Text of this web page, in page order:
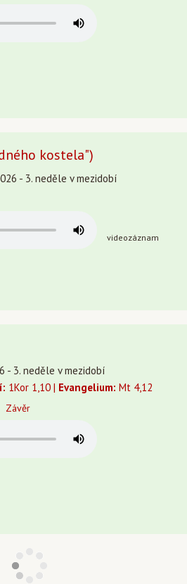
kostela")
- 3. neděle v mezidobí
videozáznam
- 3. neděle v mezidobí
1Kor 1,10 | Evangelium: Mt 4,12
Závěr